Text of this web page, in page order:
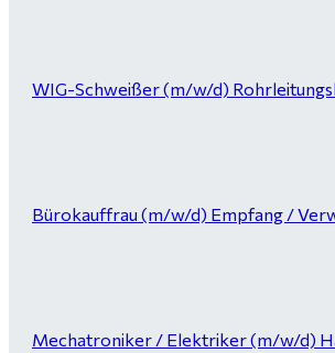
WIG-Schweißer (m/w/d)
Bürokauffrau (m/w/d) Empfang /
Mechatroniker / Elektriker (m/w/d)